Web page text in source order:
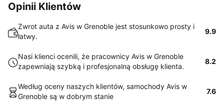
Opinii Klientów
Zwrot auta z Avis w Grenoble jest stosunkowo prosty i
łatwy.
9.9
Nasi klienci ocenili, że pracownicy Avis w Grenoble
zapewniają szybką i profesjonalną obsługę klienta.
8.2
Według oceny naszych klientów, samochody Avis w
Grenoble są w dobrym stanie
7.6